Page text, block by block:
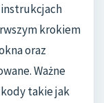
krokiem
oraz
Ważne
takie jak